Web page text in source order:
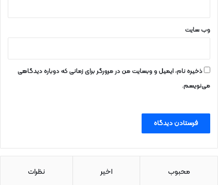
وب‌ سایت
ذخیره نام، ایمیل و وبسایت من در مرورگر برای زمانی که دوباره دیدگاهی
می‌نویسم.
محبوب اخیر نظرات